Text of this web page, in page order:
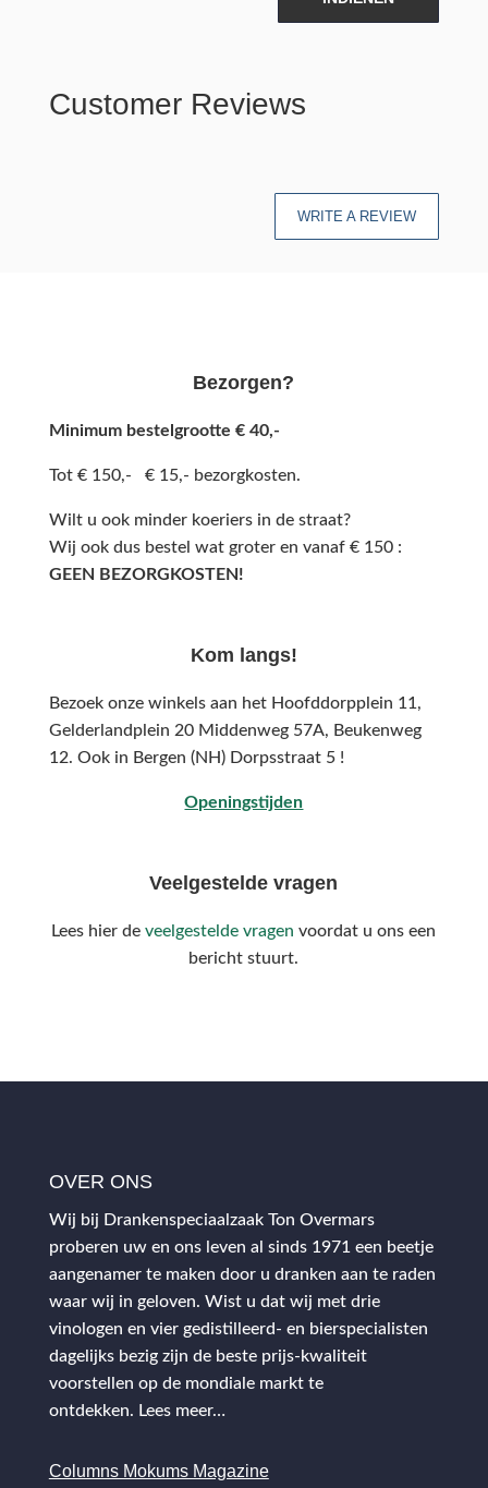
Customer Reviews
WRITE A REVIEW
Bezorgen?
Minimum bestelgrootte € 40,-
Tot € 150,- € 15,- bezorgkosten.
Wilt u ook minder koeriers in de straat?
Wij ook dus bestel wat groter en vanaf € 150 :
GEEN BEZORGKOSTEN!
Kom langs!
Bezoek onze winkels aan het Hoofddorpplein 11,
Gelderlandplein 20 Middenweg 57A, Beukenweg
12. Ook in Bergen (NH) Dorpsstraat 5 !
Openingstijden
Veelgestelde vragen
Lees hier deveelgestelde vragen voordat u ons een
bericht stuurt.
OVER ONS
Wij bij Drankenspeciaalzaak Ton Overmars
proberen uw en ons leven al sinds 1971 een beetje
aangenamer te maken door u dranken aan te raden
waar wij in geloven. Wist u dat wij met drie
vinologen en vier gedistilleerd- en bierspecialisten
dagelijks bezig zijn de beste prijs-kwaliteit
voorstellen op de mondiale markt te
ontdekken. Lees meer…
Columns Mokums Magazine